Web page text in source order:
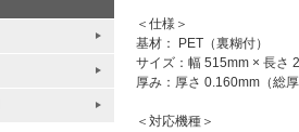
＜仕様＞
基材： PET（裏糊付）
サイズ：幅 515mm × 長さ
厚み：厚さ 0.160mm（総
＜対応機種＞